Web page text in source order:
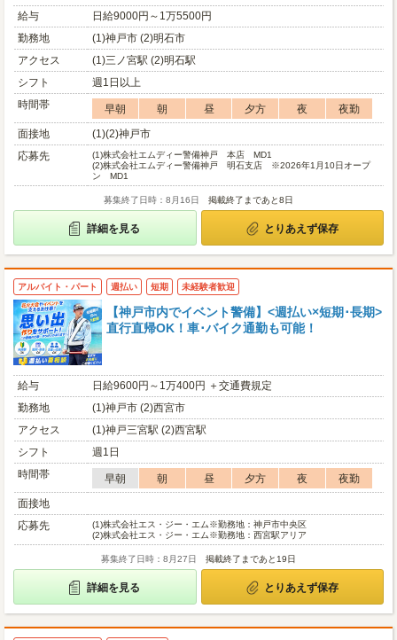
給与
日給9000円～1万5500円
勤務地
(1)神戸市 (2)明石市
アクセス
(1)三ノ宮駅 (2)明石駅
シフト
週1日以上
時間帯
早朝 朝 昼 夕方 夜
夜勤
面接地
(1)(2)神戸市
応募先
(1)株式会社エムディー警備神戸 本店 MD1
(2)株式会社エムディー警備神戸 明石支店 ※2026年1月10日オープ
ン MD1
募集終了日時：8月16日 掲載終了まであと8日
詳細を見る とりあえず保存
アルバイト・パート 週払い 短期 未経験者歓迎
【神戸市内でイベント警備】<週払い×短期･長期>
直行直帰OK！車･バイク通勤も可能！
給与
日給9600円～1万400円 ＋交通費規定
勤務地
(1)神戸市 (2)西宮市
アクセス
(1)神戸三宮駅 (2)西宮駅
シフト
週1日
時間帯
早朝 朝 昼 夕方 夜
夜勤
面接地
応募先
(1)株式会社エス・ジー・エム※勤務地：神戸市中央区
(2)株式会社エス・ジー・エム※勤務地：西宮駅アリア
募集終了日時：8月27日 掲載終了まであと19日
詳細を見る とりあえず保存